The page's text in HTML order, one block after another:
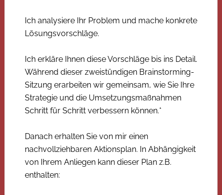
Ich analysiere Ihr Problem und mache konkrete
Lösungsvorschläge.
Ich erkläre Ihnen diese Vorschläge bis ins Detail.
Während dieser zweistündigen Brainstorming-
Sitzung erarbeiten wir gemeinsam, wie Sie Ihre
Strategie und die Umsetzungsmaßnahmen
Schritt für Schritt verbessern können.*
Danach erhalten Sie von mir einen
nachvollziehbaren Aktionsplan. In Abhängigkeit
von Ihrem Anliegen kann dieser Plan z.B.
enthalten: